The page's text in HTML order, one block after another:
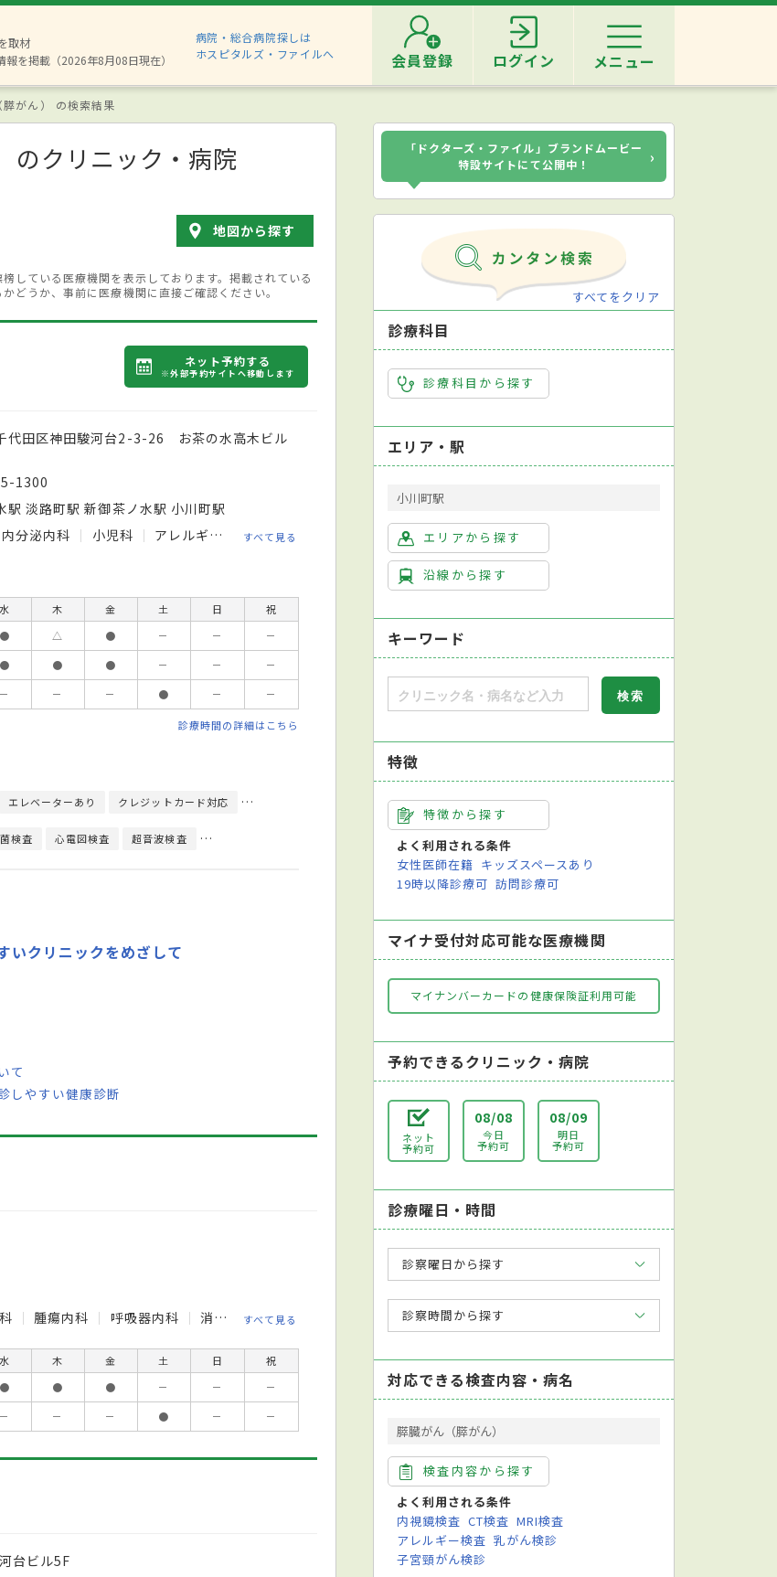
取材
を掲載（2026年8月08日現在）
病院・総合病院探しは
ホスピタルズ・ファイルへ
会員登録 ログイン メニュー
膵がん） の検索結果
のクリニック・病院
地図から探す
している医療機関を表示しております。掲載されている
どうか、事前に医療機関に直接ご確認ください。
ネット予約する
※外部予約サイトへ移動します
代田区神田駿河台2-3-26 お茶の水高木ビル
1300
駅 淡路町駅 新御茶ノ水駅 小川町駅
内分泌内科 小児科 アレルギー科 すべて見る
水 木 金 土 日
祝
● △ ● － －
－
● ● ● － －
－
－ － － ● － －
診療時間の詳細はこちら
エレベーターあり クレジットカード対応 モバイル決済対応 健康診断対応 日本内分泌学会内分泌代謝科専門医
検査 心電図検査 超音波検査 内分泌学的検査 病原体検査（感染症検査）
いクリニックをめざして
て
しやすい健康診断
腫瘍内科 呼吸器内科 消化器外科 婦人科 乳腺外科 整形外科 リハビリテーション科
すべて見る
水 木 金 土 日
祝
● ● ● － －
－
－ － － ● － －
台ビル5F
「ドクターズ・ファイル」ブランドムービー
特設サイトにて公開中！
›
すべてをクリア
診療科目
診療科目から探す
エリア・駅
小川町駅
エリアから探す
沿線から探す
キーワード
特徴
特徴から探す
よく利用される条件
女性医師在籍 キッズスペースあり
19時以降診療可 訪問診療可
マイナ受付対応可能な医療機関
マイナンバーカードの健康保険証利用可能
予約できるクリニック・病院
ネット
予約可
08/08
今日
予約可
08/09
明日
予約可
診療曜日・時間
診察曜日から探す
診察時間から探す
対応できる検査内容・病名
膵臓がん（膵がん）
検査内容から探す
よく利用される条件
内視鏡検査 CT検査 MRI検査
アレルギー検査 乳がん検診
子宮頸がん検診